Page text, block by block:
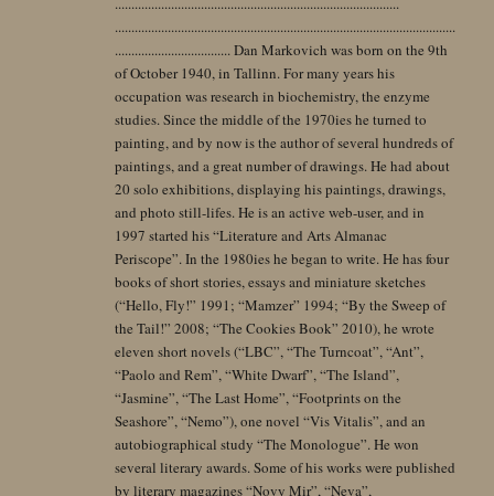
.......................................................................................................
................................... Dan Markovich was born on the 9th
of October 1940, in Tallinn. For many years his
occupation was research in biochemistry, the enzyme
studies. Since the middle of the 1970ies he turned to
painting, and by now is the author of several hundreds of
paintings, and a great number of drawings. He had about
20 solo exhibitions, displaying his paintings, drawings,
and photo still-lifes. He is an active web-user, and in
1997 started his “Literature and Arts Almanac
Periscope”. In the 1980ies he began to write. He has four
books of short stories, essays and miniature sketches
(“Hello, Fly!” 1991; “Mamzer” 1994; “By the Sweep of
the Tail!” 2008; “The Cookies Book” 2010), he wrote
eleven short novels (“LBC”, “The Turncoat”, “Ant”,
“Paolo and Rem”, “White Dwarf”, “The Island”,
“Jasmine”, “The Last Home”, “Footprints on the
Seashore”, “Nemo”), one novel “Vis Vitalis”, and an
autobiographical study “The Monologue”. He won
several literary awards. Some of his works were published
by literary magazines “Novy Mir”, “Neva”,